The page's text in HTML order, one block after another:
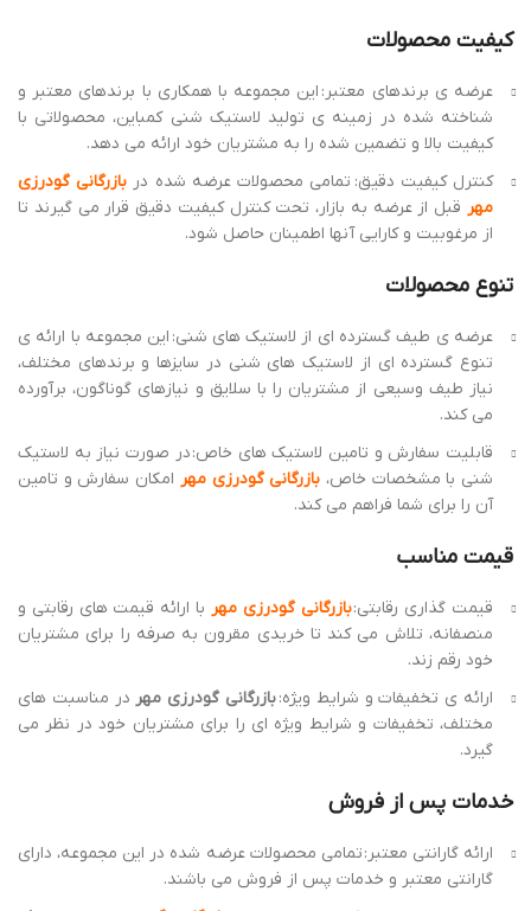
آن را برای شما فراهم می کند.
قیمت مناسب
قیمت گذاری رقابتی: بازرگانی گودرزی مهر با ارائه قیمت های رقابتی و
خود رقم زند.
ارائه ی تخفیفات و شرایط ویژه:بازرگانی گودرزی مهر
گیرد.
خدمات پس از فروش
ارائه گارانتی معتبر: تمامی محصولات عرضه شده در این مجموعه، دارای
گارانتی معتبر و خدمات پس از فروش می باشند.
مشاوره تخصصی: کارشناسان مجرببازرگانی گودرزی مهر با ارائه
مشاوره تخصصی، شما را در انتخاب مناسب ترین لاستیک شنی برای
کمباین خود راهنمایی می کنند.
در کنار موارد ذکر شده، می توان به موارد زیر نیز اشاره کرد:
شهرت و اعتبار:بازرگانی گودرزی مهر
به واسطه ی سابقه درخشان و
تعهد به ارائه محصولات باکیفیت و خدمات مناسب، به عنوان نامی
معتبر در صنعت شناخته می شود.
دسترسی آسان: امکان خرید حضوری و غیرحضوری از طریق وب سایت
و یا تماس با مجموعه، فرآیند خرید را برای مشتریان تسهیل می کند.
با توجه به موارد ذکر شده،
انتخابی مطمئن برای خرید لاستیک شنی کمباین در نظر گرفته شود.